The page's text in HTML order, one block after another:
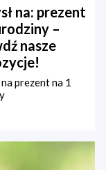
na: prezent
–
nasze
na prezent na 1